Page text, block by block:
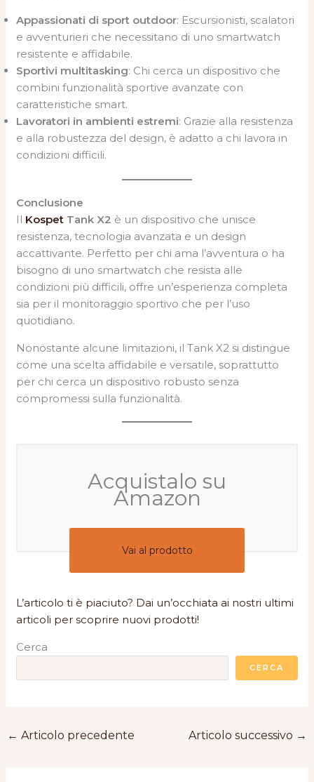
Appassionati di sport outdoor: Escursionisti, scalatori
e avventurieri che necessitano di uno smartwatch
resistente e affidabile.
Sportivi multitasking: Chi cerca un dispositivo che
combini funzionalità sportive avanzate con
caratteristiche smart.
Lavoratori in ambienti estremi: Grazie alla resistenza
e alla robustezza del design, è adatto a chi lavora in
condizioni difficili.
Conclusione
Il Kospet Tank X2 è un dispositivo che unisce
resistenza, tecnologia avanzata e un design
accattivante. Perfetto per chi ama l’avventura o ha
bisogno di uno smartwatch che resista alle
condizioni più difficili, offre un’esperienza completa
sia per il monitoraggio sportivo che per l’uso
quotidiano.
Nonostante alcune limitazioni, il Tank X2 si distingue
come una scelta affidabile e versatile, soprattutto
per chi cerca un dispositivo robusto senza
compromessi sulla funzionalità.
Acquistalo su
Amazon
Vai al prodotto
L’articolo ti è piaciuto? Dai un’occhiata ai nostri ultimi
articoli per scoprire nuovi prodotti!
Cerca
CERCA
← Articolo precedente Articolo successivo →